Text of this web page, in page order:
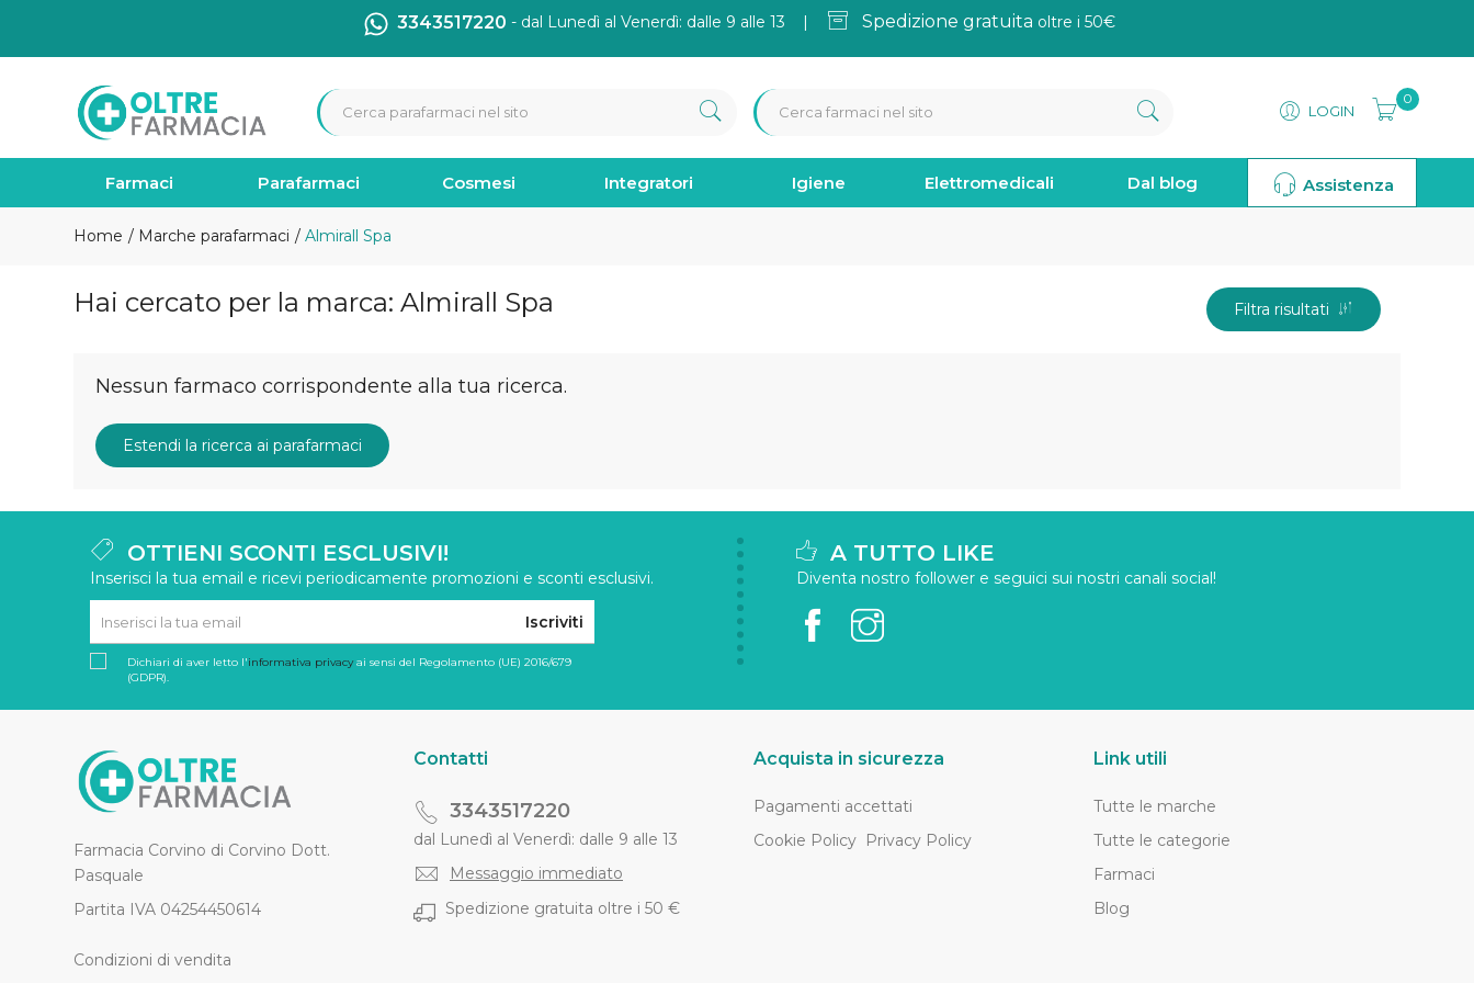
3343517220 - dal Lunedì al Venerdì: dalle 9 alle 13 | Spedizione gratuita oltre i 50€
LOGIN
0
Farmaci Parafarmaci Cosmesi Integratori Igiene Elettromedicali Dal blog Assistenza
Home Marche parafarmaci Almirall Spa
Hai cercato per la marca: Almirall Spa Filtra risultati
Nessun farmaco corrispondente alla tua ricerca.
Estendi la ricerca ai parafarmaci
OTTIENI SCONTI ESCLUSIVI!
Inserisci la tua email e ricevi periodicamente promozioni e sconti esclusivi.
Iscriviti
Dichiari di aver letto l'informativa privacyai sensi del Regolamento (UE) 2016/679
(GDPR).
A TUTTO LIKE
Diventa nostro follower e seguici sui nostri canali social!
Farmacia Corvino di Corvino Dott.
Pasquale
Partita IVA 04254450614
Condizioni di vendita
Contatti
3343517220
dal Lunedì al Venerdì: dalle 9 alle 13
Messaggio immediato
Spedizione gratuita oltre i 50 €
Acquista in sicurezza
Pagamenti accettati
Cookie Policy Privacy Policy
Link utili
Tutte le marche
Tutte le categorie
Farmaci
Blog